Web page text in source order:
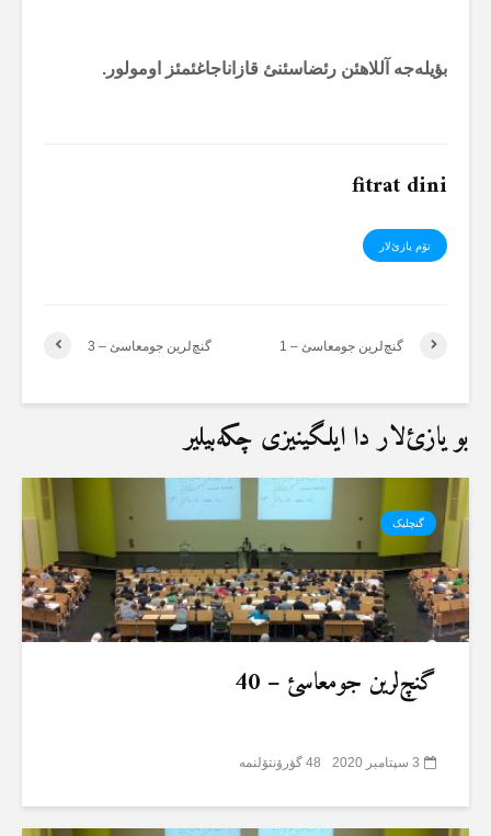
بؤیلەجە آللاهئن رئضاسئنئ قازاناجاغئمئز اومولور.
fitrat dini
تۆم یازئ‌لار
گنچ‌لرین جومعاسئ – 3 گنچ‌لرین جومعاسئ – 1
بو یازئ‌لار دا ایلگینیزی چکەبیلیر
گنچلیک
گنچ‌لرین جومعاسئ – 40
3 سپتامبر 2020 48 گؤرۆنتۆلنمە